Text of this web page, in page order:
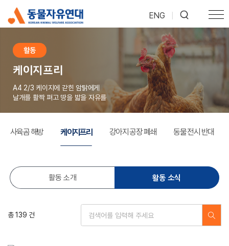
ENG
활동
케이지프리
A4 2/3 케이지에 갇힌 암탉에게
날개를 활짝 펴고 땅을 밟을 자유를
사육곰 해방 케이지프리 강아지 공장 폐쇄 동물 전시 반대
활동 소개 활동 소식
총 139 건